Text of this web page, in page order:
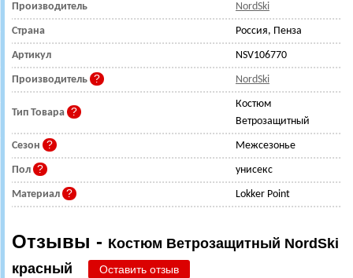
Производитель NordSki
Страна Россия, Пенза
Артикул NSV106770
Производитель NordSki
Тип Товара
Костюм
Ветрозащитный
Сезон Межсезонье
Пол унисекс
Материал Lokker Point
Отзывы - Костюм Ветрозащитный NordSki
красный
Оставить отзыв